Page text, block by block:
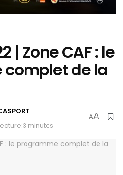
| Zone CAF : le
de la
minutes
AA